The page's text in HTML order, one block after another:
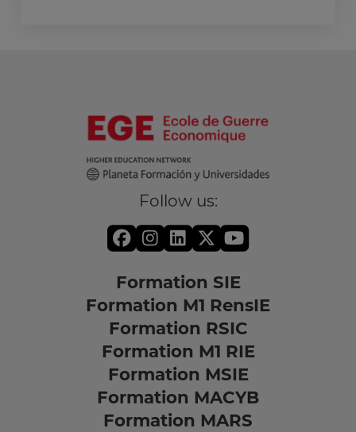
Follow us:
Formation SIE
Formation M1 RensIE
Formation RSIC
Formation M1 RIE
Formation MSIE
Formation MACYB
Formation MARS